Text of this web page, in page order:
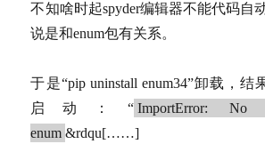
不知啥时起spyder编辑器不能代码自
说是和enum包有关系。
于是“pip uninstall enum34”卸载，结
启动：“ ImportError: No
enum &rdqu[……]